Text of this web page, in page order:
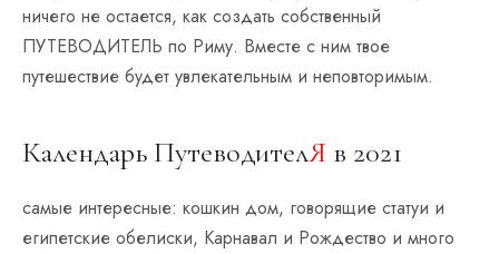
ничего не остается, как создать собственный
ПУТЕВОДИТЕЛЬ по Риму. Вместе с ним твое
путешествие будет увлекательным и неповторимым.
Календарь ПутеводителЯ в 2021
самые интересные: кошкин дом, говорящие статуи и
египетские обелиски, Карнавал и Рождество и много